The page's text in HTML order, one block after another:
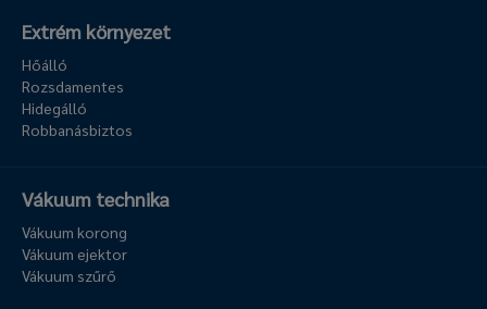
Extrém környezet
Hőálló
Rozsdamentes
Hidegálló
Robbanásbiztos
Vákuum technika
Vákuum korong
Vákuum ejektor
Vákuum szűrő